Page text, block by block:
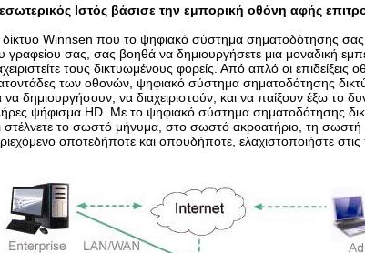
Ιστός βάσισε την εμπορική οθόνη αφής
Winnsen που το ψηφιακό σύστημα σηματοδότησης σας
γραφείου σας, σας βοηθά να δημιουργήσετε μια μοναδική
τους δικτυωμένους φορείς. Από απλό οι
των οθονών, ψηφιακό σύστημα σηματοδότησης
να δημιουργήσουν, να διαχειριστούν, και να παίξουν έξω
ψήφισμα HD. Με το ψηφιακό σύστημα σηματοδότησης
στέλνετε το σωστό μήνυμα, στο σωστό ακροατήριο, τη σωστή
οποτεδήποτε και οπουδήποτε, ελαχιστοποιήστε